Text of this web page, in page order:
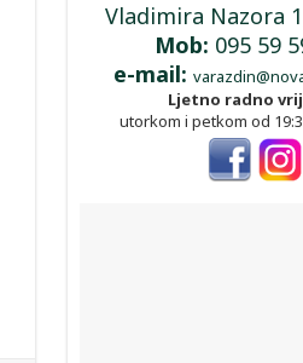
Vladimira Nazora
Mob: 095 59
e-mail:
Ljetno radno
utorkom i petkom od